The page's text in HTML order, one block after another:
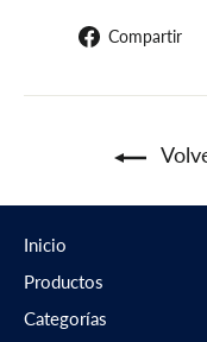
Compartir
Inicio
Productos
Categorías